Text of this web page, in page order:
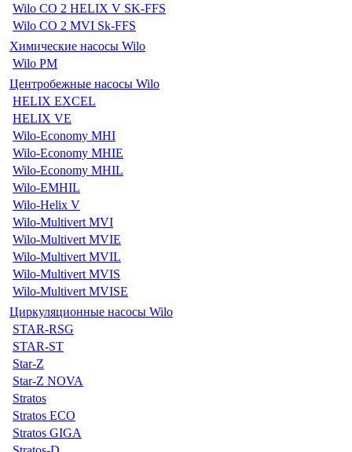
Wilo CO 2 HELIX V SK-FFS
Wilo CO 2 MVI Sk-FFS
Химические насосы Wilo
Wilo PM
Центробежные насосы Wilo
HELIX EXCEL
HELIX VE
Wilo-Economy MHI
Wilo-Economy MHIE
Wilo-Economy MHIL
Wilo-EMHIL
Wilo-Helix V
Wilo-Multivert MVI
Wilo-Multivert MVIE
Wilo-Multivert MVIL
Wilo-Multivert MVIS
Wilo-Multivert MVISE
Циркуляционные насосы Wilo
STAR-RSG
STAR-ST
Star-Z
Star-Z NOVA
Stratos
Stratos ECO
Stratos GIGA